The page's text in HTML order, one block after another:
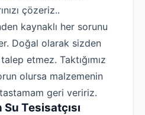
çözeriz..
kaynaklı her sorunu
Doğal olarak sizden
etmez. Taktığımız
olursa malzemenin
geri veririz.
Tesisatçısı